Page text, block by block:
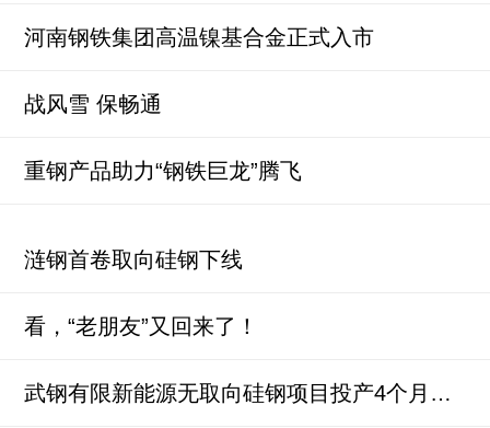
河南钢铁集团高温镍基合金正式入市
战风雪 保畅通
重钢产品助力“钢铁巨龙”腾飞
涟钢首卷取向硅钢下线
看，“老朋友”又回来了！
武钢有限新能源无取向硅钢项目投产4个月实现全面达产